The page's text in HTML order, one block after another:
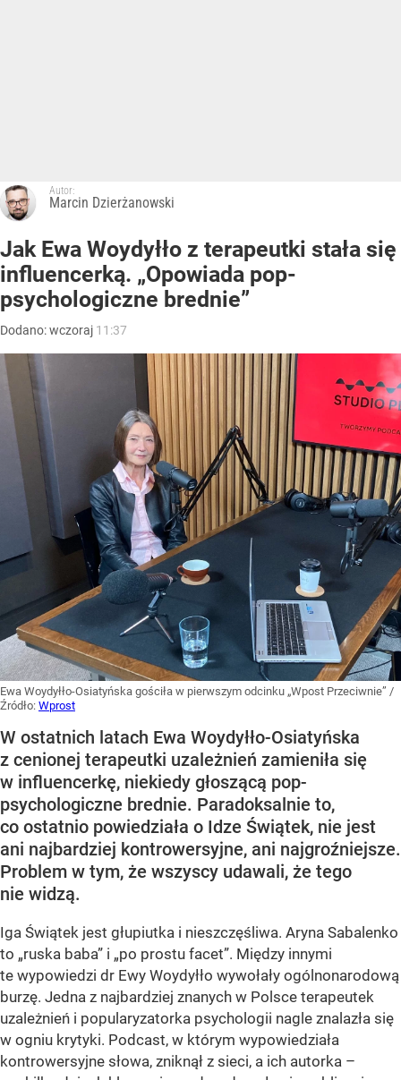
Autor:
Marcin Dzierżanowski
Jak Ewa Woydyłło z terapeutki stała się
influencerką. „Opowiada pop-
psychologiczne brednie”
Dodano:wczoraj 11:37
Ewa Woydyłło-Osiatyńska gościła w pierwszym odcinku „Wpost Przeciwnie” /
Źródło: Wprost
W ostatnich latach Ewa Woydyłło-Osiatyńska
z cenionej terapeutki uzależnień zamieniła się
w influencerkę, niekiedy głoszącą pop-
psychologiczne brednie. Paradoksalnie to,
co ostatnio powiedziała o Idze Świątek, nie jest
ani najbardziej kontrowersyjne, ani najgroźniejsze.
Problem w tym, że wszyscy udawali, że tego
nie widzą.
Iga Świątek jest głupiutka i nieszczęśliwa. Aryna Sabalenko
to „ruska baba” i „po prostu facet”. Między innymi
te wypowiedzi dr Ewy Woydyłło wywołały ogólnonarodową
burzę. Jedna z najbardziej znanych w Polsce terapeutek
uzależnień i popularyzatorka psychologii nagle znalazła się
w ogniu krytyki. Podcast, w którym wypowiedziała
kontrowersyjne słowa, zniknął z sieci, a ich autorka –